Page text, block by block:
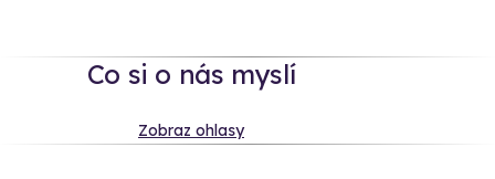
Co si o nás myslí
Zobraz ohlasy